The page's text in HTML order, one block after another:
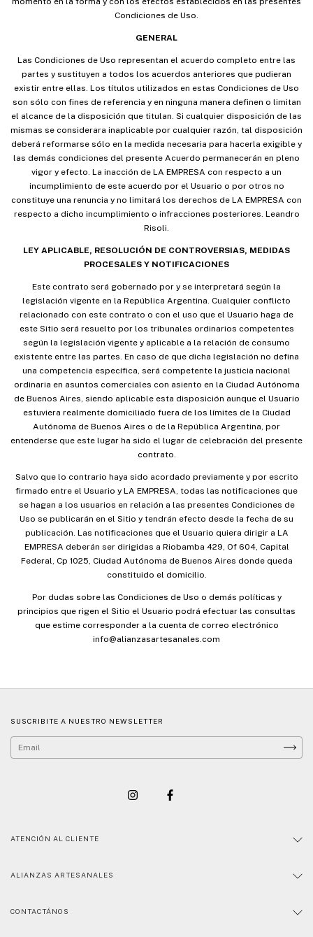
Condiciones de Uso.
GENERAL
Las Condiciones de Uso representan el acuerdo completo entre las
partes y sustituyen a todos los acuerdos anteriores que pudieran
existir entre ellas. Los títulos utilizados en estas Condiciones de Uso
son sólo con fines de referencia y en ninguna manera definen o limitan
el alcance de la disposición que titulan. Si cualquier disposición de las
mismas se considerara inaplicable por cualquier razón, tal disposición
deberá reformarse sólo en la medida necesaria para hacerla exigible y
las demás condiciones del presente Acuerdo permanecerán en pleno
vigor y efecto. La inacción de LA EMPRESA con respecto a un
incumplimiento de este acuerdo por el Usuario o por otros no
constituye una renuncia y no limitará los derechos de LA EMPRESA con
respecto a dicho incumplimiento o infracciones posteriores. Leandro
Risoli.
LEY APLICABLE, RESOLUCIÓN DE CONTROVERSIAS, MEDIDAS
PROCESALES Y NOTIFICACIONES
Este contrato será gobernado por y se interpretará según la
legislación vigente en la República Argentina. Cualquier conflicto
relacionado con este contrato o con el uso que el Usuario haga de
este Sitio será resuelto por los tribunales ordinarios competentes
según la legislación vigente y aplicable a la relación de consumo
existente entre las partes. En caso de que dicha legislación no defina
una competencia específica, será competente la justicia nacional
ordinaria en asuntos comerciales con asiento en la Ciudad Autónoma
de Buenos Aires, siendo aplicable esta disposición aunque el Usuario
estuviera realmente domiciliado fuera de los límites de la Ciudad
Autónoma de Buenos Aires o de la República Argentina, por
entenderse que este lugar ha sido el lugar de celebración del presente
contrato.
Salvo que lo contrario haya sido acordado previamente y por escrito
firmado entre el Usuario y LA EMPRESA, todas las notificaciones que
se hagan a los usuarios en relación a las presentes Condiciones de
Uso se publicarán en el Sitio y tendrán efecto desde la fecha de su
publicación. Las notificaciones que el Usuario quiera dirigir a LA
EMPRESA deberán ser dirigidas a Riobamba 429, Of 604, Capital
Federal, Cp 1025, Ciudad Autónoma de Buenos Aires donde queda
constituido el domicilio.
Por dudas sobre las Condiciones de Uso o demás políticas y
principios que rigen el Sitio el Usuario podrá efectuar las consultas
que estime corresponder a la cuenta de correo electrónico
info@alianzasartesanales.com
SUSCRIBITE A NUESTRO NEWSLETTER
ATENCIÓN AL CLIENTE
ALIANZAS ARTESANALES
CONTACTÁNOS